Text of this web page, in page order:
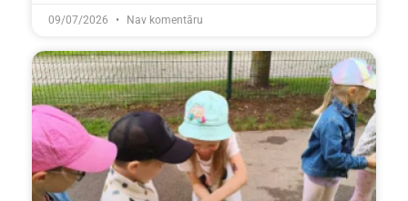
09/07/2026 Nav komentāru